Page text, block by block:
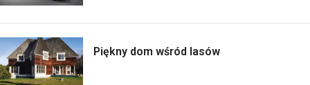
Piękny dom wśród lasów